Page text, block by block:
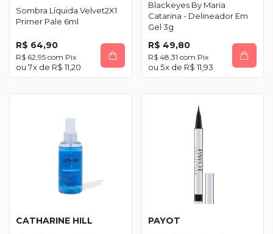
Sombra Líquida Velvet2X1
Primer Pale 6ml
R$ 64,90
R$ 62,95 com Pix
7x de R$ 11,20
Blackeyes By Maria
Catarina - Delineador Em
Gel 3g
R$ 49,80
R$ 48,31 com Pix
5x de R$ 11,93
CATHARINE HILL PAYOT